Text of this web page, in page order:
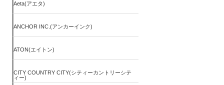
Aeta(アエタ)
ANCHOR INC.(アンカーインク)
ATON(エイトン)
CITY COUNTRY CITY(シティーカントリーシテ
ィー)